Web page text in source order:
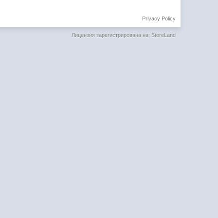
Privacy Policy
Лицензия зарегистрирована на: StoreLand